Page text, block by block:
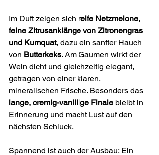
Im Duft zeigen sich reife Netzmelone,
feine Zitrusanklänge von Zitronengras
und Kumquat, dazu ein sanfter Hauch
von Butterkeks. Am Gaumen wirkt der
Wein dicht und gleichzeitig elegant,
getragen von einer klaren,
mineralischen Frische. Besonders das
lange, cremig-vanillige Finale bleibt in
Erinnerung und macht Lust auf den
nächsten Schluck.
Spannend ist auch der Ausbau: Ein